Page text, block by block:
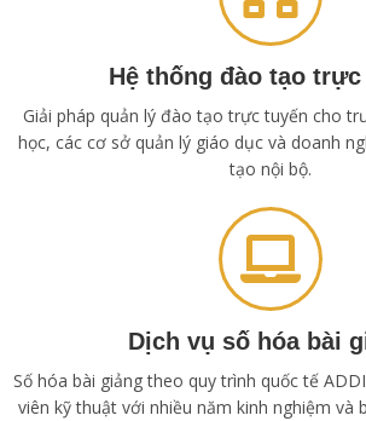
Hệ thống đào tạo
Giải pháp quản lý đào tạo trực tuyến cho
học, các cơ sở quản lý giáo dục và doanh
tạo nội bộ.
Dịch vụ số hóa bài
Số hóa bài giảng theo quy trình quốc tế
viên kỹ thuật với nhiều năm kinh nghiệm và